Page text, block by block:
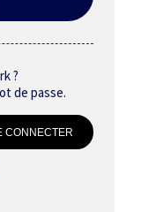
?
de passe.